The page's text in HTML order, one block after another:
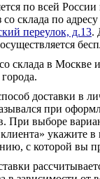
по всей
склада по адресу
переулок, д.13.
склада в Москве
доставки в
при
При выборе
укажите в
с которой вы